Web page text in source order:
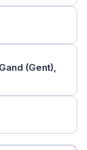
(Gent),